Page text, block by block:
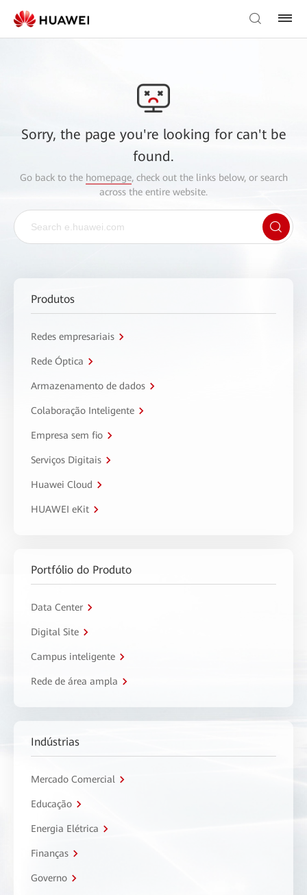
Sorry, the page you're looking for can't be
found.
Go back to the homepage, check out the links below, or search
across the entire website.
Produtos
Redes empresariais
Rede Óptica
Armazenamento de dados
Colaboração Inteligente
Empresa sem fio
Serviços Digitais
Huawei Cloud
HUAWEI eKit
Portfólio do Produto
Data Center
Digital Site
Campus inteligente
Rede de área ampla
Indústrias
Mercado Comercial
Educação
Energia Elétrica
Finanças
Governo